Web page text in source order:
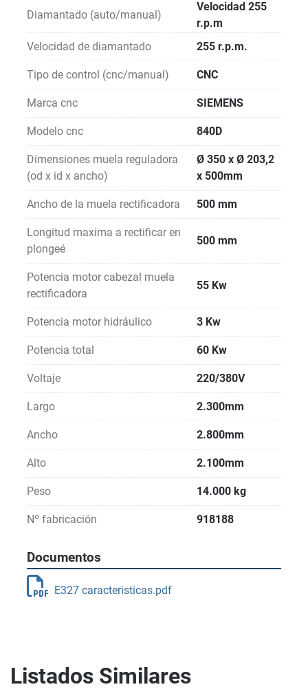
Diamantado (auto/manual)
Velocidad 255
r.p.m
Velocidad de diamantado
255 r.p.m.
Tipo de control (cnc/manual) CNC
Marca cnc SIEMENS
Modelo cnc 840D
Dimensiones muela reguladora
(od x id x ancho)
Ø 350 x Ø 203,2
x 500mm
Ancho de la muela rectificadora 500 mm
Longitud maxima a rectificar en
plongeé
500 mm
Potencia motor cabezal muela
rectificadora
55 Kw
Potencia motor hidráulico 3 Kw
Potencia total 60 Kw
Voltaje 220/380V
Largo 2.300mm
Ancho 2.800mm
Alto 2.100mm
Peso 14.000 kg
Nº fabricación 918188
Documentos
E327 caracteristicas.pdf
Listados Similares